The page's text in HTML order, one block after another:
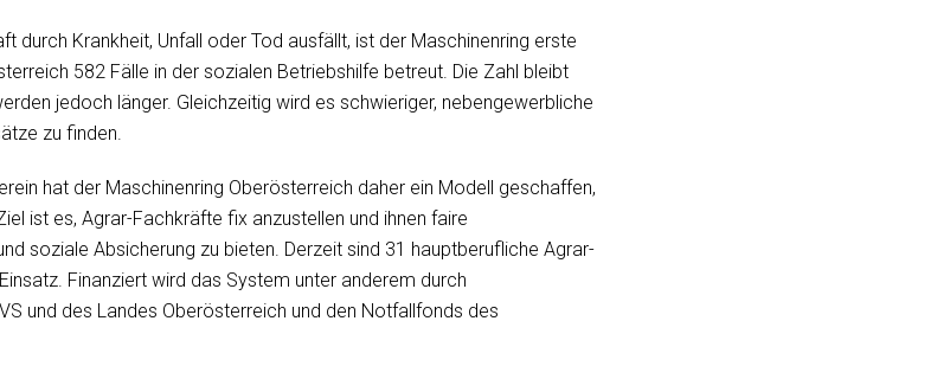
durch Krankheit, Unfall oder Tod ausfällt, ist der Maschinenring erste
582 Fälle in der sozialen Betriebshilfe betreut. Die Zahl bleibt
jedoch länger. Gleichzeitig wird es schwieriger, nebengewerbliche
zu finden.
hat der Maschinenring Oberösterreich daher ein Modell geschaffen,
ist es, Agrar-Fachkräfte fix anzustellen und ihnen faire
soziale Absicherung zu bieten. Derzeit sind 31 hauptberufliche Agrar-
Finanziert wird das System unter anderem durch
und des Landes Oberösterreich und den Notfallfonds des